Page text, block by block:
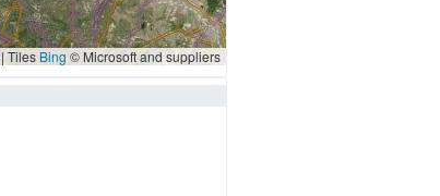
| Tiles Bing © Microsoft and suppliers